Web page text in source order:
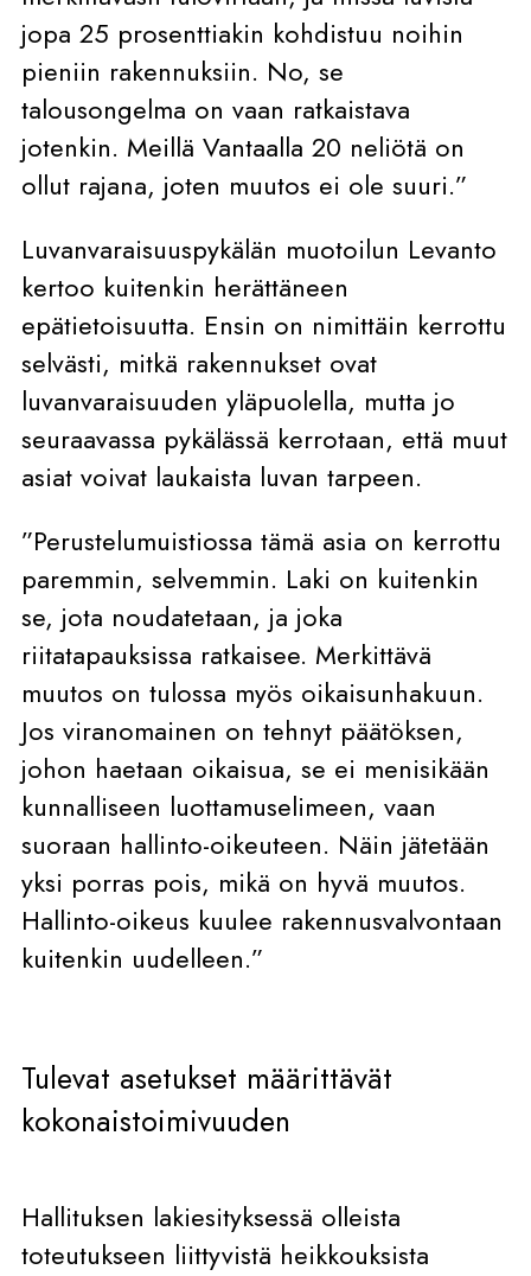
jopa 25 prosenttiakin kohdistuu noihin
pieniin rakennuksiin. No, se
talousongelma on vaan ratkaistava
jotenkin. Meillä Vantaalla 20 neliötä on
ollut rajana, joten muutos ei ole suuri.”
Luvanvaraisuuspykälän muotoilun Levanto
kertoo kuitenkin herättäneen
epätietoisuutta. Ensin on nimittäin kerrottu
selvästi, mitkä rakennukset ovat
luvanvaraisuuden yläpuolella, mutta jo
seuraavassa pykälässä kerrotaan, että muut
asiat voivat laukaista luvan tarpeen.
”Perustelumuistiossa tämä asia on kerrottu
paremmin, selvemmin. Laki on kuitenkin
se, jota noudatetaan, ja joka
riitatapauksissa ratkaisee. Merkittävä
muutos on tulossa myös oikaisunhakuun.
Jos viranomainen on tehnyt päätöksen,
johon haetaan oikaisua, se ei menisikään
kunnalliseen luottamuselimeen, vaan
suoraan hallinto-oikeuteen. Näin jätetään
yksi porras pois, mikä on hyvä muutos.
Hallinto-oikeus kuulee rakennusvalvontaan
kuitenkin uudelleen.”
Tulevat asetukset määrittävät
kokonaistoimivuuden
Hallituksen lakiesityksessä olleista
toteutukseen liittyvistä heikkouksista